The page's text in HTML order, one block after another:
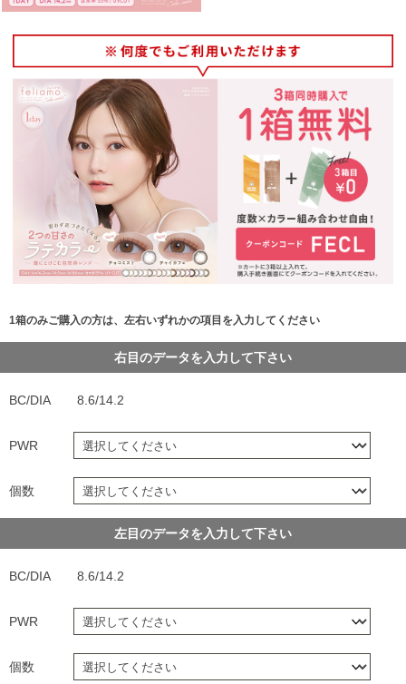
1箱のみご購入の方は、左右いずれかの項目を入力してください
右目のデータを入力して下さい
BC/DIA 8.6/14.2
PWR
個数
左目のデータを入力して下さい
BC/DIA 8.6/14.2
PWR
個数